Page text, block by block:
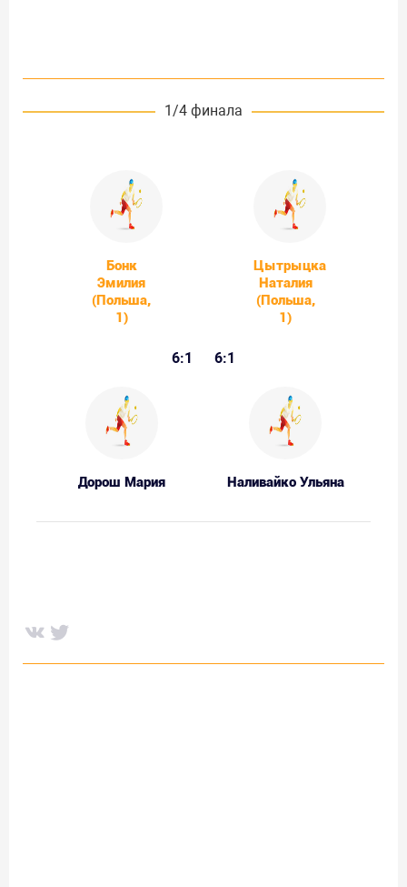
1/4 финала
Бонк
Эмилия
(Польша,
1)
Цытрыцка
Наталия
(Польша,
1)
6:1 6:1
Дорош Мария Наливайко Ульяна